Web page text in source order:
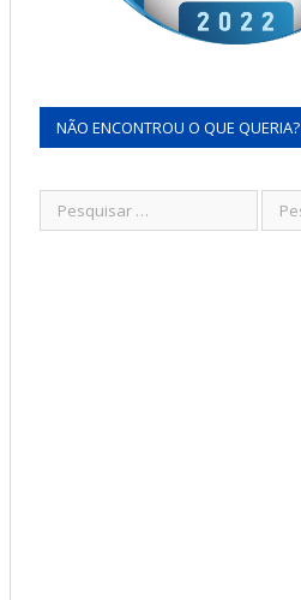
NÃO ENCONTROU O QUE QUERIA?